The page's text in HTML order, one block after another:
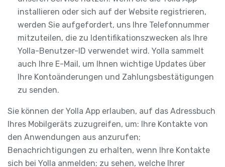
installieren oder sich auf der Website registrieren,
werden Sie aufgefordert, uns Ihre Telefonnummer
mitzuteilen, die zu Identifikationszwecken als Ihre
Yolla-Benutzer-ID verwendet wird. Yolla sammelt
auch Ihre E-Mail, um Ihnen wichtige Updates über
Ihre Kontoänderungen und Zahlungsbestätigungen
zu senden.
Sie können der Yolla App erlauben, auf das Adressbuch
Ihres Mobilgeräts zuzugreifen, um: Ihre Kontakte von
den Anwendungen aus anzurufen;
Benachrichtigungen zu erhalten, wenn Ihre Kontakte
sich bei Yolla anmelden; zu sehen, welche Ihrer